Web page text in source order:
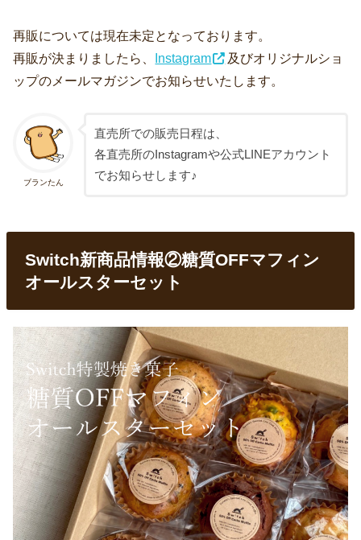
再販については現在未定となっております。
再販が決まりましたら、 Instagram
及びオリジナルショ
ップのメールマガジンでお知らせいたします。
ブランたん
直売所での販売日程は、
各直売所のInstagramや公式LINEアカウント
でお知らせします♪
Switch新商品情報②糖質OFFマフィン
オールスターセット